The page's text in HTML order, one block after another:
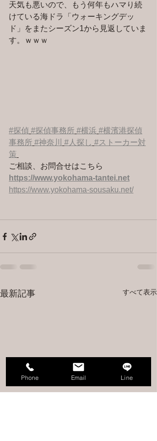
天気も悪いので、もう何年もハマり続
けている海ドラ「ウォーキングデッ
ド」をまたシーズン1から見返していま
す。ｗｗｗ
#探偵 #探偵事務所 #横浜 #横濱港探偵
事務所 #神奈川 #人探し #ストーカー対
策
ご相談、お問合せはこちら
https://www.yokohama-tantei.net
https://www.yokohama-sousaku.net/
最新記事 すべて表示
Phone Email Line